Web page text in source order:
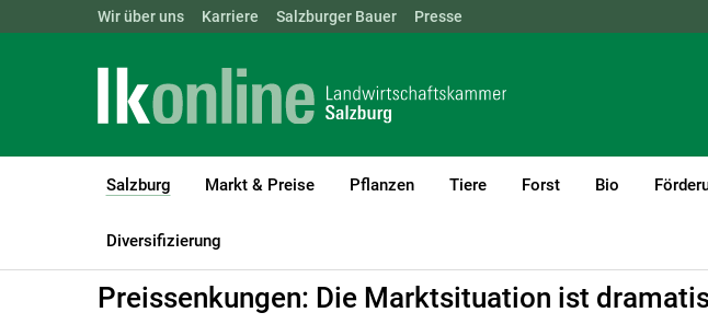
Landwirtschaftskammern: ÖSTERREICH BGLD KTN
Wir über uns Karriere Salzburger Bauer Presse
Salzburg
(current)1
Markt & Preise Pflanzen Tiere Forst Bio
Diversifizierung
LK Salzburg Salzburg
Preissenkungen: Die Marktsituation ist